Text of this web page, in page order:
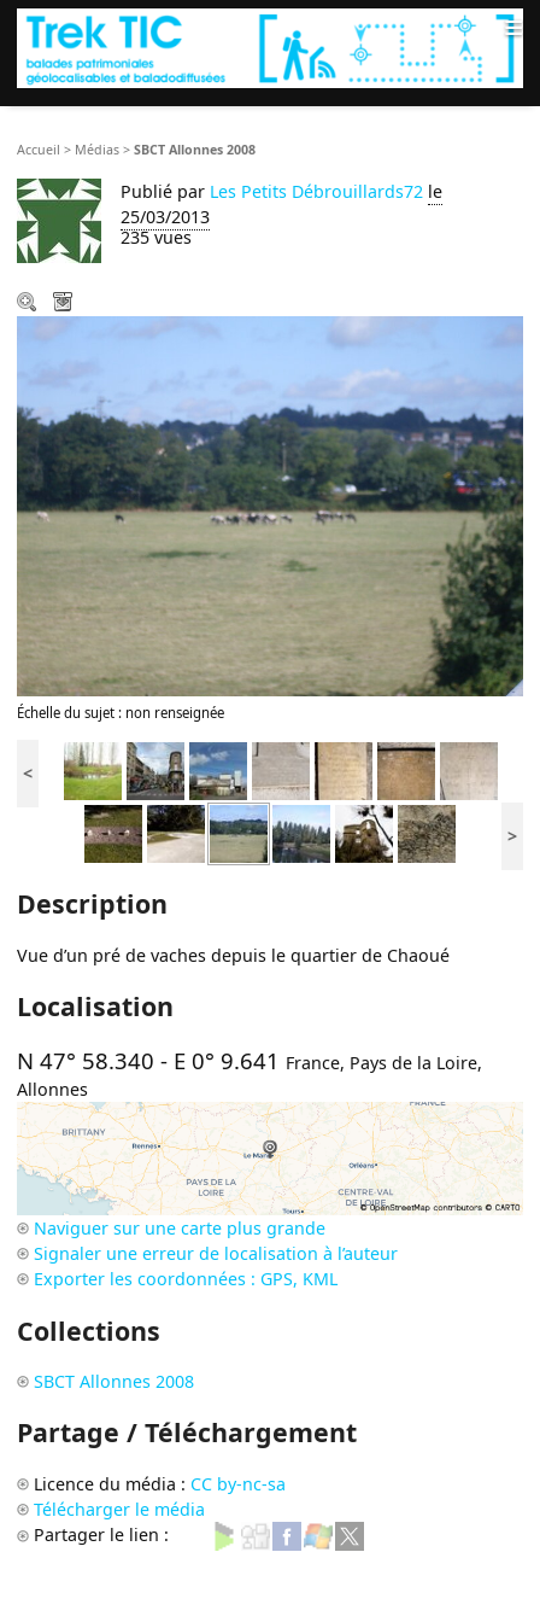
≡
Accueil > Médias >SBCT Allonnes 2008
Publié par Les Petits Débrouillards72 le
25/03/2013
235 vues
Échelle du sujet : non renseignée
<
>
Description
Vue d’un pré de vaches depuis le quartier de Chaoué
Localisation
N 47° 58.340 - E 0° 9.641 France, Pays de la Loire,
Allonnes
Naviguer sur une carte plus grande
Signaler une erreur de localisation à l’auteur
Exporter les coordonnées : GPS, KML
Collections
SBCT Allonnes 2008
Partage / Téléchargement
Licence du média : CC by-nc-sa
Télécharger le média
Partager le lien :